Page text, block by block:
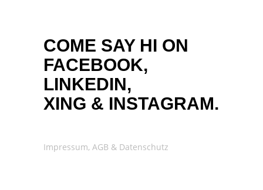
COME SAY HI ON
FACEBOOK,
LINKEDIN,
XING & INSTAGRAM.
Impressum, AGB & Datenschutz